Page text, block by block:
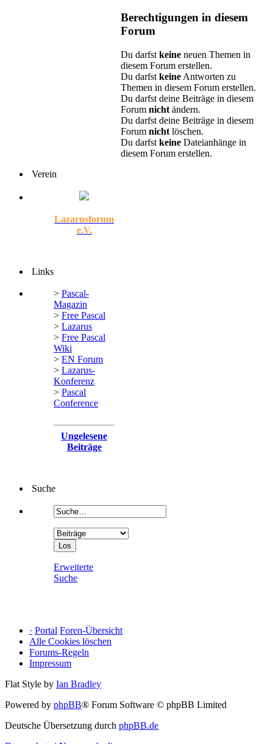
Berechtigungen in diesem
Forum
Du darfst keine neuen Themen in
diesem Forum erstellen.
Du darfst keine Antworten zu
Themen in diesem Forum erstellen.
Du darfst deine Beiträge in diesem
Forum nicht ändern.
Du darfst deine Beiträge in diesem
Forum nicht löschen.
Du darfst keine Dateianhänge in
diesem Forum erstellen.
Verein
Lazarusforum
e.V.
Links
> Pascal-
Magazin
> Free Pascal
> Lazarus
> Free Pascal
Wiki
> EN Forum
> Lazarus-
Konferenz
> Pascal
Conference
Ungelesene
Beiträge
Suche
Erweiterte
Suche
· Portal Foren-Übersicht
Alle Cookies löschen
Forums-Regeln
Impressum
Flat Style by Ian Bradley
Powered by phpBB® Forum Software © phpBB Limited
Deutsche Übersetzung durch phpBB.de